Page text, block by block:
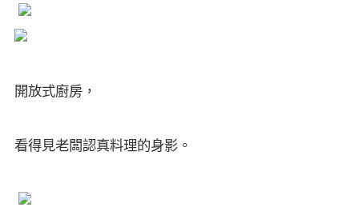
開放式廚房，
看得見老闆認真料理的身影。